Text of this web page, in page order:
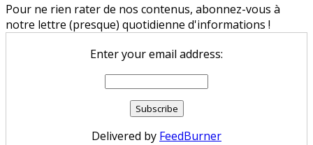
Pour ne rien rater de nos contenus, abonnez-vous à
notre lettre (presque) quotidienne d'informations !
Enter your email address:
Delivered by FeedBurner